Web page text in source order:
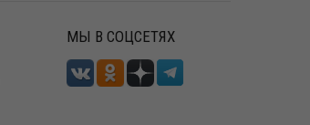
МЫ В СОЦСЕТЯХ